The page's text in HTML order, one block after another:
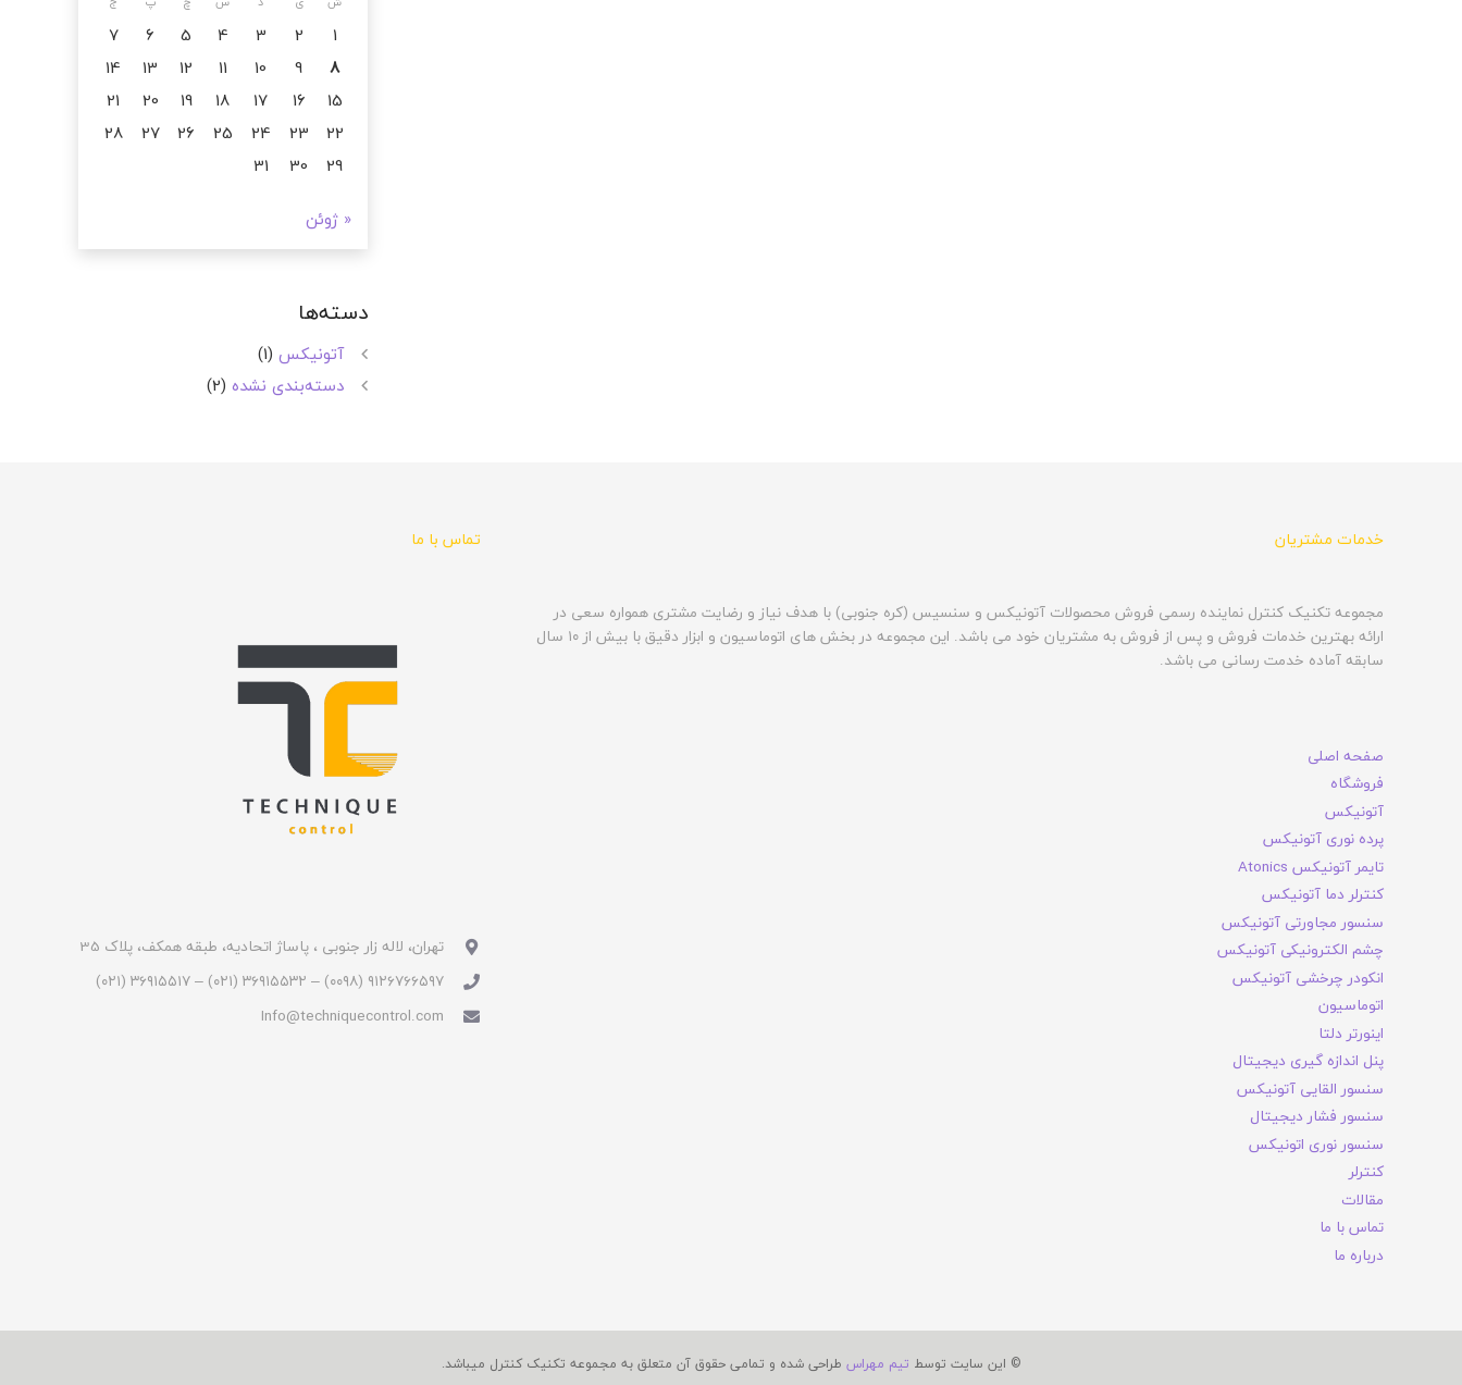
1
2
3
4
5
6
7
8
9
10
11
12
13
14
15
16
17
18
19
20
21
22
23
24
25
26
27
28
29
30
31
« ژوئن
دسته‌ها
آتونیکس(1)
دسته‌بندی نشده(2)
خدمات مشتریان
مجموعه تکنیک کنترل نماینده رسمی فروش محصولات آتونیکس و سنسیس (کره جنوبی) با هدف نیاز و رضایت مشتری همواره سعی در
ارائه بهترین خدمات فروش و پس از فروش به مشتریان خود می باشد. این مجموعه در بخش های اتوماسیون و ابزار دقیق با بیش از ۱۰ سال
سابقه آماده خدمت رسانی می باشد.
صفحه اصلی
فروشگاه
آتونیکس
پرده نوری آتونیکس
تایمر آتونیکس Atonics
کنترلر دما آتونیکس
سنسور مجاورتی آتونیکس
چشم الکترونیکی آتونیکس
انکودر چرخشی آتونیکس
اتوماسیون
اینورتر دلتا
پنل اندازه گیری دیجیتال
سنسور القایی آتونیکس
سنسور فشار دیجیتال
سنسور نوری اتونیکس
کنترلر
مقالات
تماس با ما
درباره ما
تماس با ما
تهران، لاله زار جنوبی ، پاساژ اتحادیه، طبقه همکف، پلاک 35
۹۱۲۶۷۶۶۵۹۷ (۰۰۹۸) – ۳۶۹۱۵۵۳۲ (۰۲۱) – ۳۶۹۱۵۵۱۷ (۰۲۱)
Info@techniquecontrol.com
© این سایت توسط تیم مهراس طراحی شده و تمامی حقوق آن متعلق به مجموعه تکنیک کنترل میباشد.